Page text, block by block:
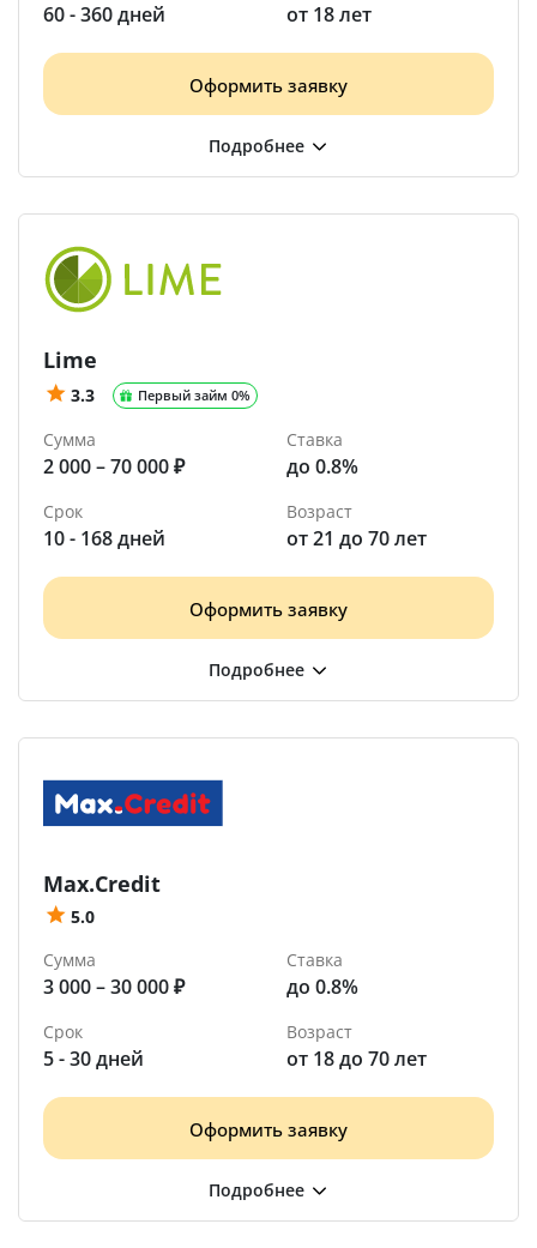
60 - 360 дней от 18 лет
Оформить заявку
Lime
3.3 Первый займ 0%
Сумма
2 000 – 70 000 ₽
Ставка
до 0.8%
Срок
10 - 168 дней
Возраст
от 21 до 70 лет
Оформить заявку
Max.Credit
5.0
Сумма
3 000 – 30 000 ₽
Ставка
до 0.8%
Срок
5 - 30 дней
Возраст
от 18 до 70 лет
Оформить заявку